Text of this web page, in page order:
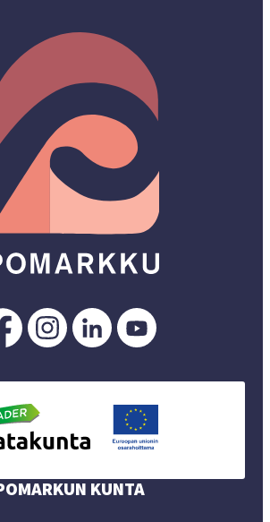
Pomarkku
Facebookissa
Pomarkku
Instagramissa
Pomarkku
LinkedInissä
KUNTA